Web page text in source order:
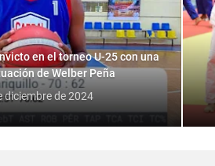
en el torneo U-25 con una
de Welber Peña
diciembre de 2024